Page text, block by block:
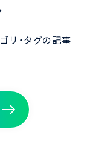
リ・タグの記事